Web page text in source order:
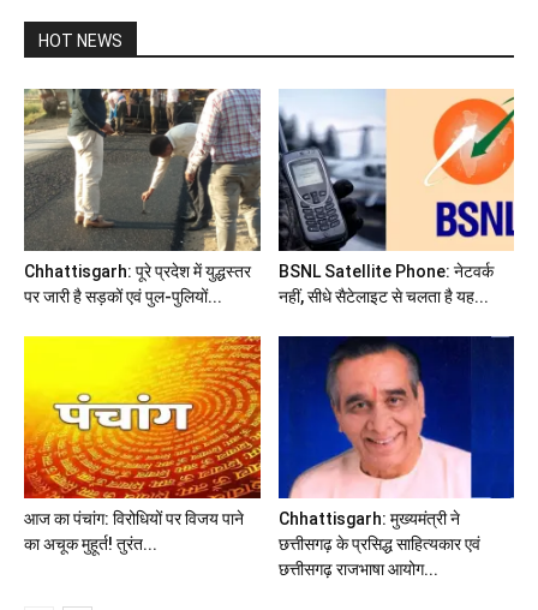
HOT NEWS
Chhattisgarh: पूरे प्रदेश में युद्धस्तर
पर जारी है सड़कों एवं पुल-पुलियों...
BSNL Satellite Phone: नेटवर्क
नहीं, सीधे सैटेलाइट से चलता है यह...
आज का पंचांग: विरोधियों पर विजय पाने
का अचूक मुहूर्त! तुरंत...
Chhattisgarh: मुख्यमंत्री ने
छत्तीसगढ़ के प्रसिद्ध साहित्यकार एवं
छत्तीसगढ़ राजभाषा आयोग...